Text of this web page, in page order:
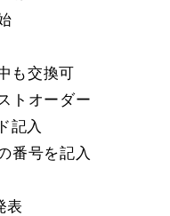
換可
ーダー
記入
を記入